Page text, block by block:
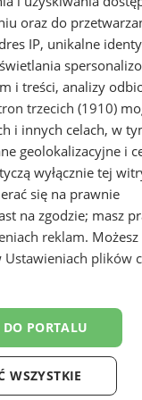
budowa
oraz do
IP, unikalne
i treści, analizy
trzecich (1910)
i innych celach, w
geolokalizacyjne i
wyłącznie tej
się na prawnie
na zgodzie; masz
reklam.
Ustawieniach plików
DO PORTALU
WSZYSTKIE